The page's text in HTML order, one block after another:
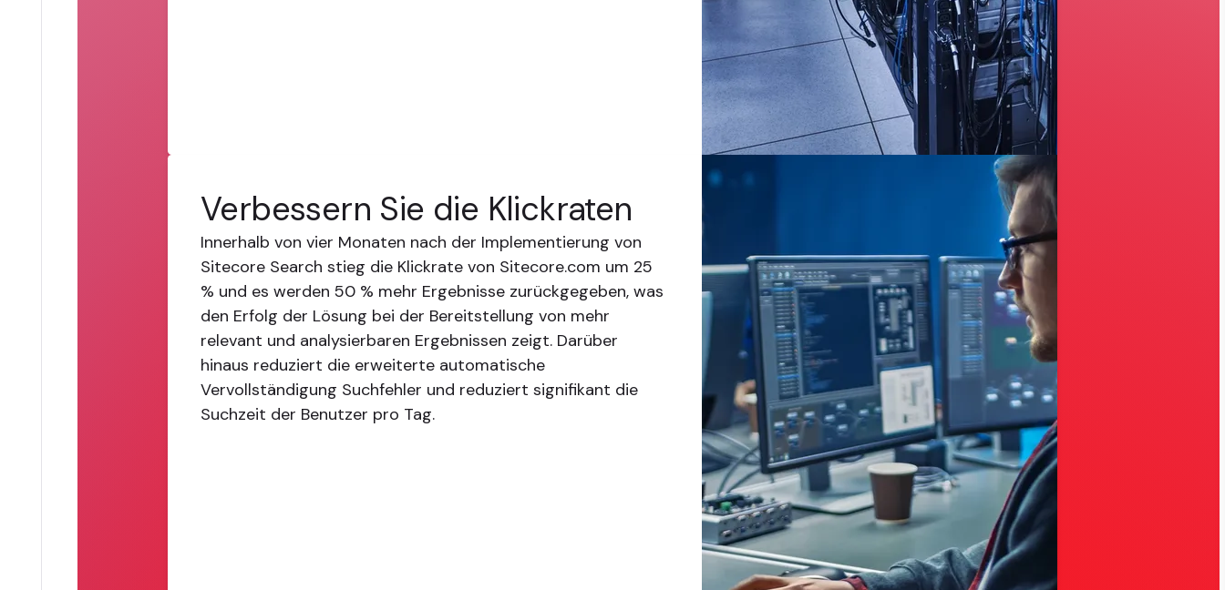
Verbessern Sie die Klickraten
Innerhalb von vier Monaten nach der Implementierung von
Sitecore Search stieg die Klickrate von Sitecore.com um 25
% und es werden 50 % mehr Ergebnisse zurückgegeben, was
den Erfolg der Lösung bei der Bereitstellung von mehr
relevant und analysierbaren Ergebnissen zeigt. Darüber
hinaus reduziert die erweiterte automatische
Vervollständigung Suchfehler und reduziert signifikant die
Suchzeit der Benutzer pro Tag.